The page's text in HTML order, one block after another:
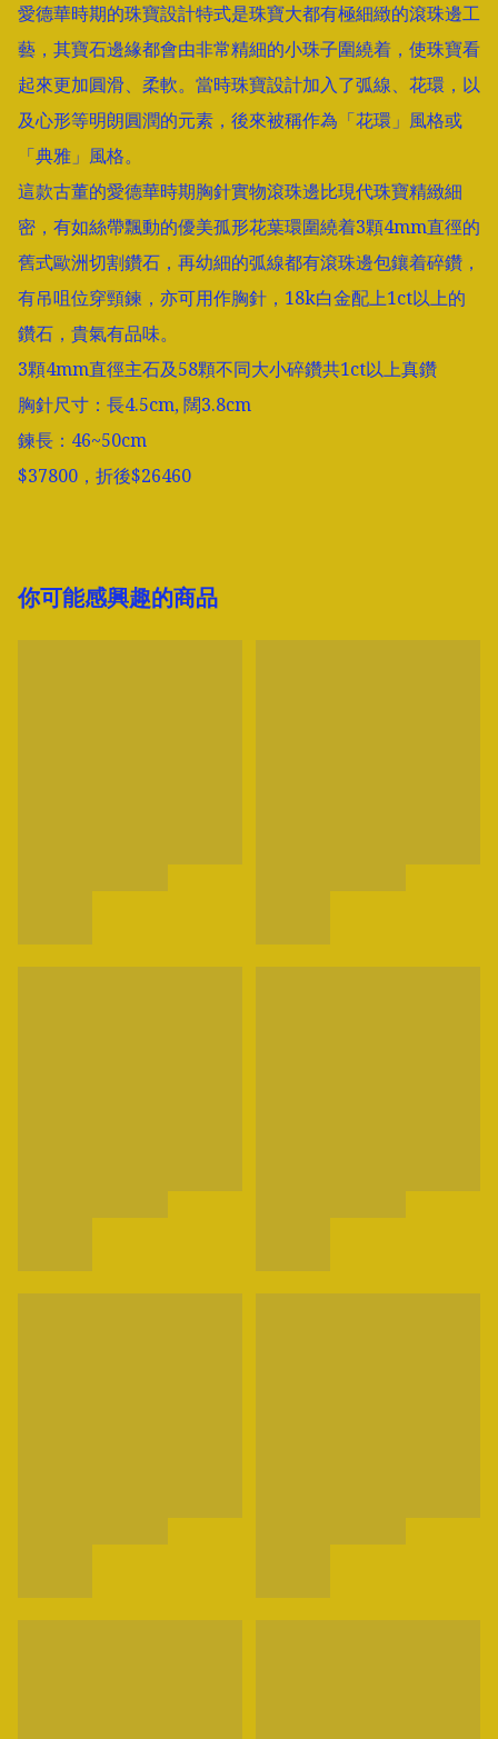
愛德華時期的珠寶設計特式是珠寶大都有極細緻的滾珠邊工
藝，其寶石邊緣都會由非常精細的小珠子圍繞着，使珠寶看
起來更加圓滑、柔軟。當時珠寶設計加入了弧線、花環，以
及心形等明朗圓潤的元素，後來被稱作為「花環」風格或
「典雅」風格。
這款古董的愛德華時期胸針實物滾珠邊比現代珠寶精緻細
密，有如絲帶飄動的優美孤形花葉環圍繞着3顆4mm直徑的
舊式歐洲切割鑽石，再幼細的弧線都有滾珠邊包鑲着碎鑽，
有吊咀位穿頸鍊，亦可用作胸針，18k白金配上1ct以上的
鑽石，貴氣有品味。
3顆4mm直徑主石及58顆不同大小碎鑽共1ct以上真鑽
胸針尺寸：長4.5cm, 闊3.8cm
鍊長：46~50cm
$37800，折後$26460
你可能感興趣的商品